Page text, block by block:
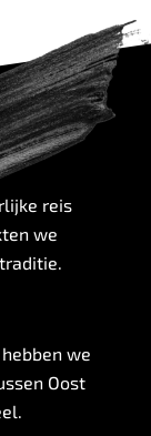
reis
we
we
Oost